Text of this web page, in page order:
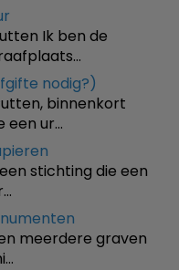
Ik ben de
nodig?)
binnenkort
een ur…
stichting die een
meerdere graven